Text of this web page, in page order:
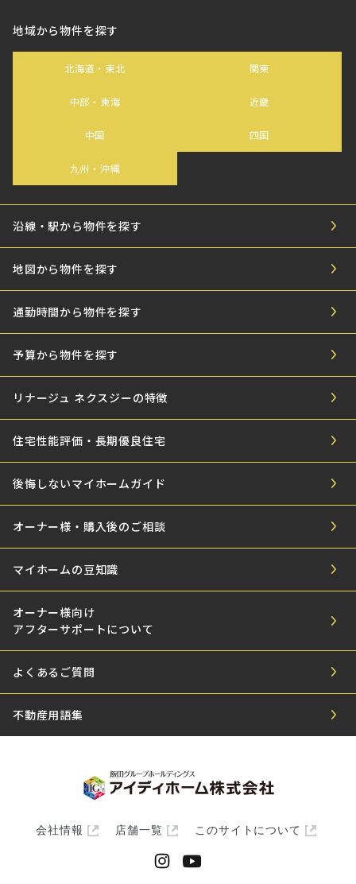
地域から物件を探す
北海道・東北 関東
中部・東海 近畿
中国 四国
九州・沖縄
沿線・駅から物件を探す
地図から物件を探す
通勤時間から物件を探す
予算から物件を探す
リナージュ ネクスジーの特徴
住宅性能評価・長期優良住宅
後悔しないマイホームガイド
オーナー様・購入後のご相談
マイホームの豆知識
オーナー様向け
アフターサポートについて
よくあるご質問
不動産用語集
会社情報 店舗一覧 このサイトについて